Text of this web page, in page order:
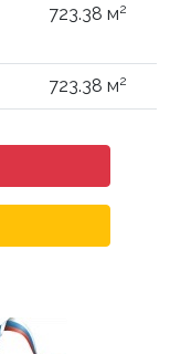
723.38 м2
723.38 м2